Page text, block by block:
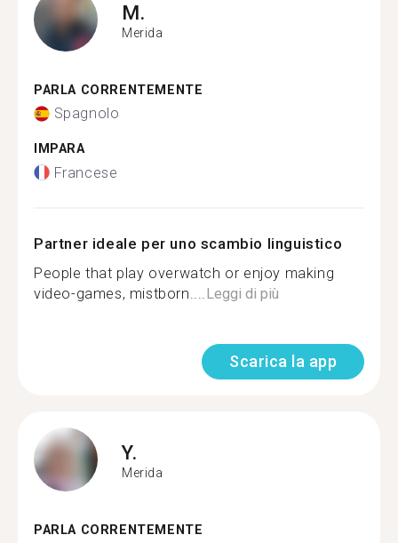
M.
Merida
PARLA CORRENTEMENTE
Spagnolo
IMPARA
Francese
Partner ideale per uno scambio linguistico
People that play overwatch or enjoy making
video-games, mistborn.... Leggi di più
Scarica la app
Y.
Merida
PARLA CORRENTEMENTE